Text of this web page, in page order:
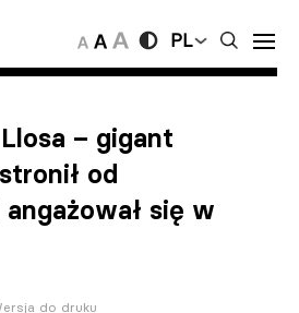
PL
– gigant
od
się w
do druku